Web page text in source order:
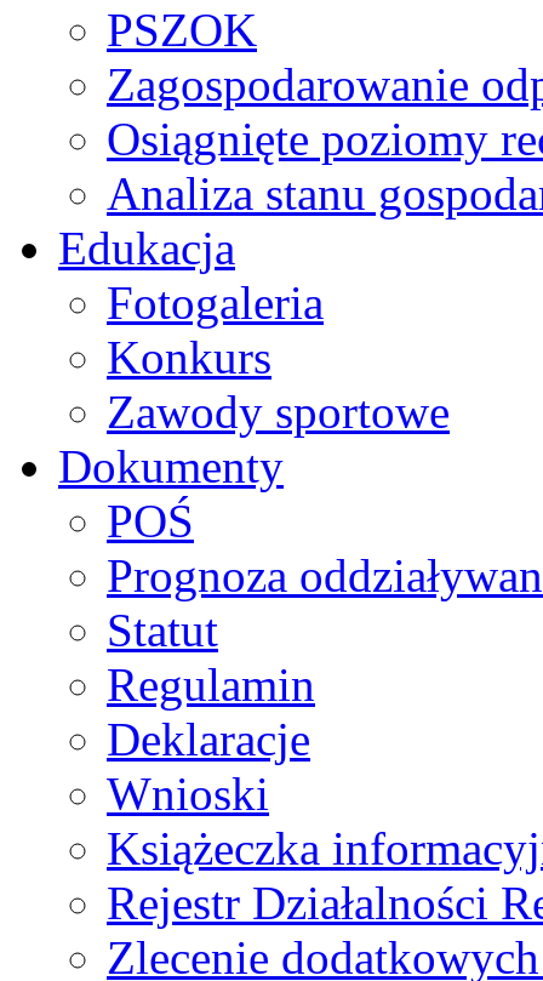
PSZOK
Zagospodarowanie
Osiągnięte poziomy
Analiza stanu
Edukacja
Fotogaleria
Konkurs
Zawody sportowe
Dokumenty
POŚ
Prognoza
Statut
Regulamin
Deklaracje
Wnioski
Książeczka
Rejestr Działalności
Zlecenie dodatkowych